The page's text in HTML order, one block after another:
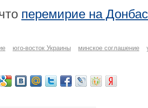
перемирие на
юго-восток Украины минское соглашение